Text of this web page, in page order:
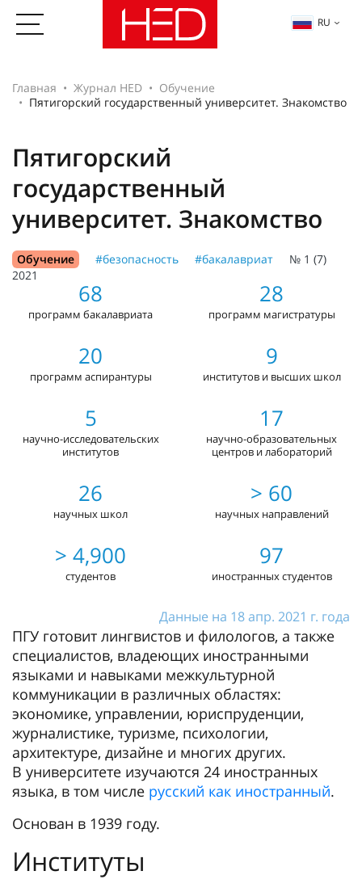
RU
Главная Журнал HED
Обучение
Пятигорский государственный университет. Знакомство
Пятигорский
государственный
университет. Знакомство
Обучение #безопасность #бакалавриат
№ 1 (7)
2021
68
программ бакалавриата
28
программ магистратуры
20
программ аспирантуры
9
институтов и высших школ
5
научно-исследовательских
институтов
17
научно-образовательных
центров и лабораторий
26
научных школ
> 60
научных направлений
> 4,900
студентов
97
иностранных студентов
Данные на 18 апр. 2021 г. года
ПГУ готовит лингвистов и филологов, а также
специалистов, владеющих иностранными
языками и навыками межкультурной
коммуникации в различных областях:
экономике, управлении, юриспруденции,
журналистике, туризме, психологии,
архитектуре, дизайне и многих других.
В университете изучаются 24 иностранных
языка, в том числе русский как иностранный.
Основан в 1939 году.
Институты